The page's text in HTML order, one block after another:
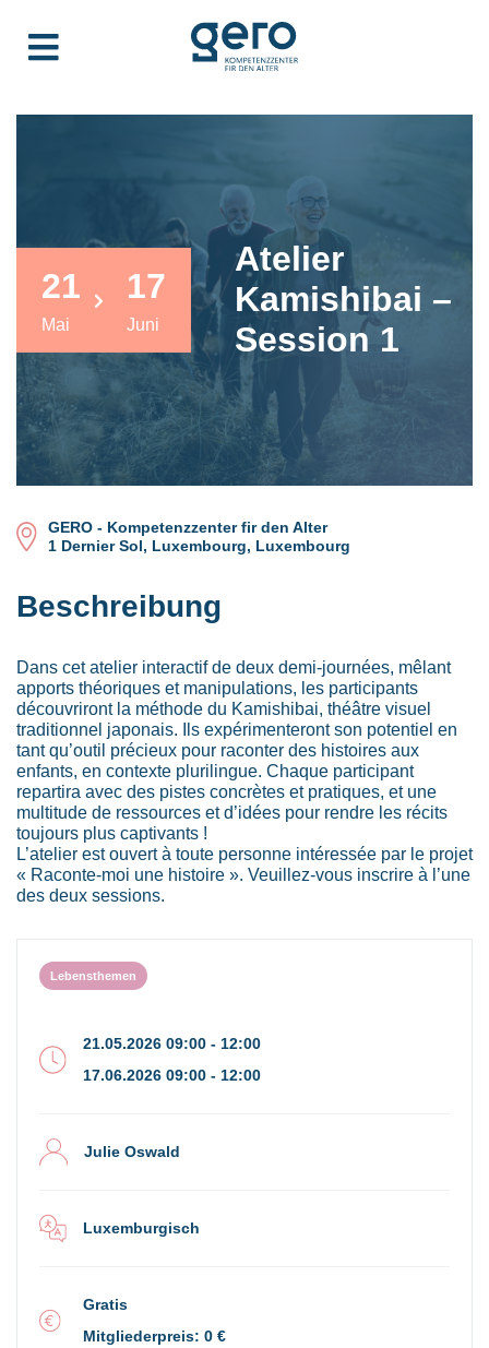
21
Mai
17
Juni
Atelier
Kamishibai –
Session 1
GERO - Kompetenzzenter fir den Alter
1 Dernier Sol, Luxembourg, Luxembourg
Beschreibung
Dans cet atelier interactif de deux demi-journées, mêlant
apports théoriques et manipulations, les participants
découvriront la méthode du Kamishibai, théâtre visuel
traditionnel japonais. Ils expérimenteront son potentiel en
tant qu’outil précieux pour raconter des histoires aux
enfants, en contexte plurilingue. Chaque participant
repartira avec des pistes concrètes et pratiques, et une
multitude de ressources et d’idées pour rendre les récits
toujours plus captivants !
L’atelier est ouvert à toute personne intéressée par le projet
« Raconte-moi une histoire ». Veuillez-vous inscrire à l’une
des deux sessions.
Lebensthemen
21.05.2026 09:00 - 12:00
17.06.2026 09:00 - 12:00
Julie Oswald
Luxemburgisch
Gratis
Mitgliederpreis: 0 €